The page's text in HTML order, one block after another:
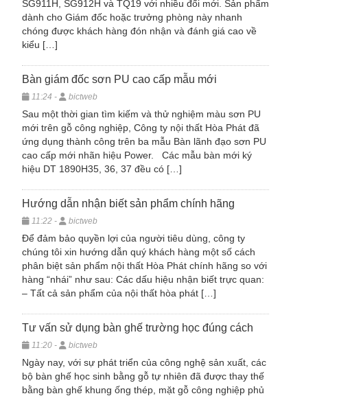
SG911H, SG912H và TQ19 với nhiều đổi mới. Sản phẩm
dành cho Giám đốc hoặc trưởng phòng này nhanh
chóng được khách hàng đón nhận và đánh giá cao về
kiểu […]
Bàn giám đốc sơn PU cao cấp mẫu mới
11:24 - bictweb
Sau một thời gian tìm kiếm và thử nghiệm màu sơn PU
mới trên gỗ công nghiệp, Công ty nội thất Hòa Phát đã
ứng dụng thành công trên ba mẫu Bàn lãnh đạo sơn PU
cao cấp mới nhãn hiệu Power. Các mẫu bàn mới ký
hiệu DT 1890H35, 36, 37 đều có […]
Hướng dẫn nhận biết sản phẩm chính hãng
11:22 - bictweb
Để đảm bảo quyền lợi của người tiêu dùng, công ty
chúng tôi xin hướng dẫn quý khách hàng một số cách
phân biệt sản phẩm nội thất Hòa Phát chính hãng so với
hàng “nhái” như sau: Các dấu hiệu nhận biết trực quan:
– Tất cả sản phẩm của nội thất hòa phát […]
Tư vấn sử dụng bàn ghế trường học đúng cách
11:20 - bictweb
Ngày nay, với sự phát triển của công nghệ sản xuất, các
bộ bàn ghế học sinh bằng gỗ tự nhiên đã được thay thế
bằng bàn ghế khung ống thép, mặt gỗ công nghiệp phủ